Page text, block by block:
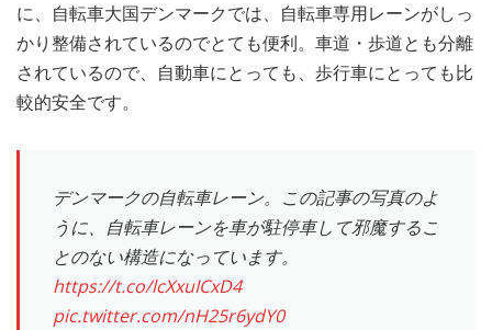
EVERYDAY – 日常ブログ
に、自転車大国デンマークでは、自転車専用レーンがしっ
かり整備されているのでとても便利。車道・歩道とも分離
されているので、自動車にとっても、歩行車にとっても比
較的安全です。
デンマークの自転車レーン。この記事の写真のよ
うに、自転車レーンを車が駐停車して邪魔するこ
とのない構造になっています。
https://t.co/lcXxuICxD4
pic.twitter.com/nH25r6ydY0